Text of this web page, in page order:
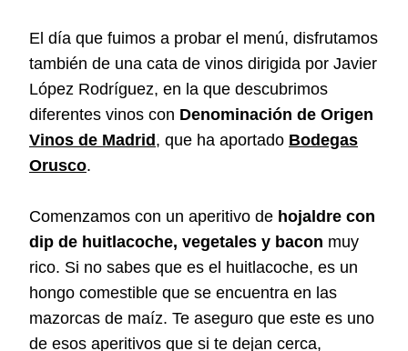
El día que fuimos a probar el menú, disfrutamos
también de una cata de vinos dirigida por Javier
López Rodríguez, en la que descubrimos
diferentes vinos con Denominación de Origen
Vinos de Madrid , que ha aportado Bodegas
Orusco.
Comenzamos con un aperitivo de hojaldre con
dip de huitlacoche, vegetales y bacon muy
rico. Si no sabes que es el huitlacoche, es un
hongo comestible que se encuentra en las
mazorcas de maíz. Te aseguro que este es uno
de esos aperitivos que si te dejan cerca,